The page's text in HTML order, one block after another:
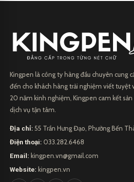
Kingpen là công ty hàng đầu chuyên cung
đến cho khách hàng trải nghiệm viết tuyệt
20 năm kinh nghiệm, Kingpen cam kết
dịch vụ tận tâm.
Địa chỉ: 55 Trần Hưng Đạo, Phường Bến
Điện thoại: 033.282.6468
Email: kingpen.vn@gmail.com
Website: kingpen.vn